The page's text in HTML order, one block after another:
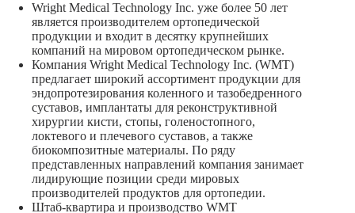
Wright Medical Technology Inc. уже более 50 лет
является производителем ортопедической
продукции и входит в десятку крупнейших
компаний на мировом ортопедическом рынке.
Компания Wright Medical Technology Inc. (WMT)
предлагает широкий ассортимент продукции для
эндопротезирования коленного и тазобедренного
суставов, имплантаты для реконструктивной
хирургии кисти, стопы, голеностопного,
локтевого и плечевого суставов, а также
биокомпозитные материалы. По ряду
представленных направлений компания занимает
лидирующие позиции среди мировых
производителей продуктов для ортопедии.
Штаб-квартира и производство WMT